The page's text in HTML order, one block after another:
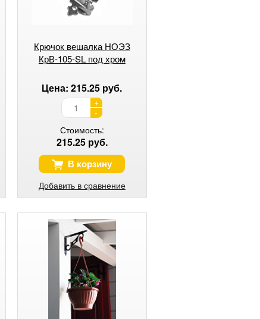
Крючок вешалка НОЭЗ
КрВ-105-SL под хром
Цена: 215.25 руб.
+
-
Стоимость:
215.25 руб.
В корзину
Добавить в сравнение